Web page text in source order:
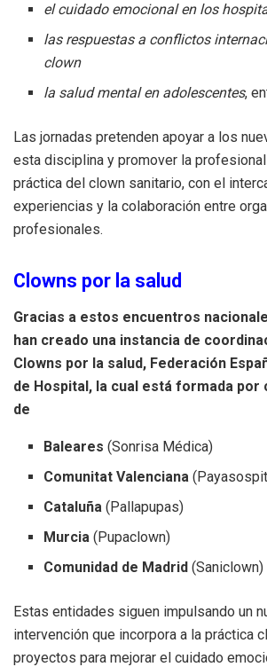
el cuidado emocional en los
las respuestas a conflictos
clown
la salud mental en adolescentes,
Las jornadas pretenden apoyar a los
esta disciplina y promover la
práctica del clown sanitario, con el
experiencias y la colaboración entre
profesionales.
Clowns por la salud
Gracias a estos encuentros
han creado una instancia de
Clowns por la salud, Federación
de Hospital, la cual está formada por
de
Baleares (Sonrisa Médica)
Comunitat Valenciana
Cataluña (Pallapupas)
Murcia (Pupaclown)
Comunidad de Madrid (Saniclown)
Estas entidades siguen impulsando un
intervención que incorpora a la práctica
proyectos para mejorar el cuidado